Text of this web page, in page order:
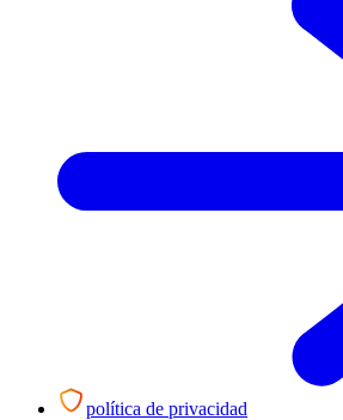
política de privacidad